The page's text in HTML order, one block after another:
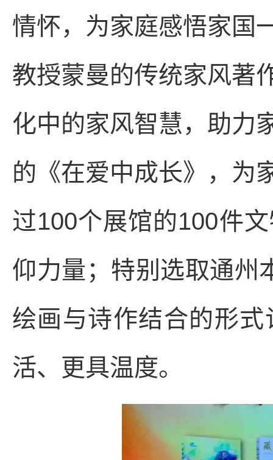
情怀，为家庭感悟家国
教授蒙曼的传统家风著
化中的家风智慧，助力
的《在爱中成长》，为
过100个展馆的100件
仰力量；特别选取通州
绘画与诗作结合的形
活、更具温度。